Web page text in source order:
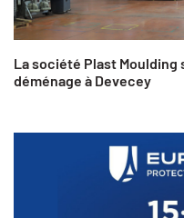
La société Plast
déménage à Devecey